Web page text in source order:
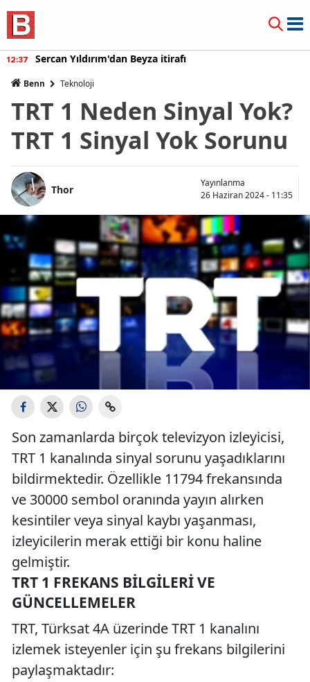
12:20 Burcu Özberk geri döndü!
Benn Teknoloji
TRT 1 Neden Sinyal Yok?
TRT 1 Sinyal Yok Sorunu
Thor
Yayınlanma
26 Haziran 2024 - 11:35
Son zamanlarda birçok televizyon izleyicisi,
TRT 1 kanalında sinyal sorunu yaşadıklarını
bildirmektedir. Özellikle 11794 frekansında
ve 30000 sembol oranında yayın alırken
kesintiler veya sinyal kaybı yaşanması,
izleyicilerin merak ettiği bir konu haline
gelmiştir.
TRT 1 FREKANS BILGILERI VE
GÜNCELLEMELER
TRT, Türksat 4A üzerinde TRT 1 kanalını
izlemek isteyenler için şu frekans bilgilerini
paylaşmaktadır: